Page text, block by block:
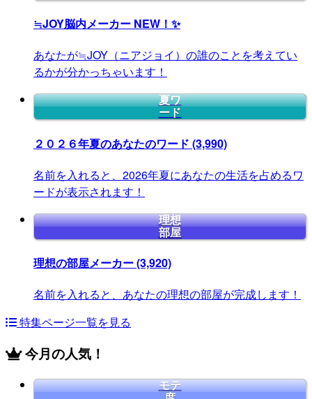
≒JOY脳内メーカー NEW！✨
あなたが≒JOY（ニアジョイ）の誰のことを考えてい
るかが分かっちゃいます！
夏ワ
ード
２０２６年夏のあなたのワード (3,990)
名前を入れると、2026年夏にあなたの生活を占めるワ
ードが表示されます！
理想
部屋
理想の部屋メーカー(3,920)
名前を入れると、あなたの理想の部屋が完成します！
特集ページ一覧を見る
今月の人気！
モテ